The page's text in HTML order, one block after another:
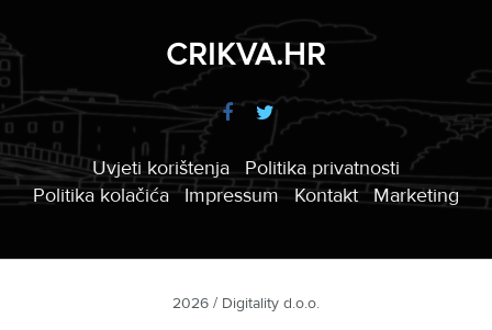
CRIKVA.HR
Uvjeti korištenja
Politika privatnosti
Politika kolačića
Impressum Kontakt Marketing
2026 / Digitality d.o.o.